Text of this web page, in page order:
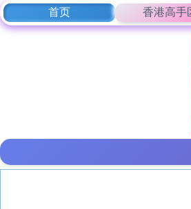
首页 香港高手